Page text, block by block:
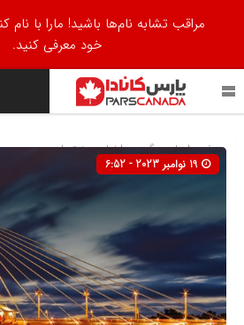
صفحه اصلی» گروه »اخبار»منیتوبا
مراقب تشابه نام‌ها باشید! مارا با
خود معرفی کنید.